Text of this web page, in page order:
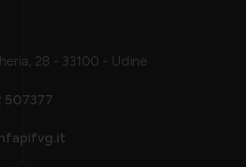
28 - 33100 - Udine
507377